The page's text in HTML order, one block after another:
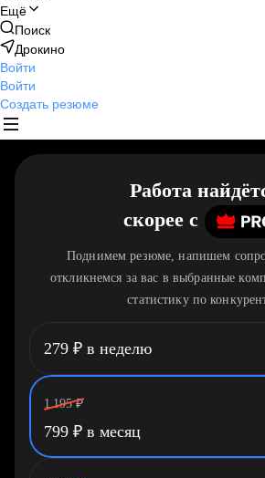
Ещё
Поиск
Дрокино
Войти
Войти
Создать резюме
Работа
скорее c
Поднимем резюме, напишем
откликнемся за вас в выбранные
статистику по
279 ₽ в неделю
1 195 ₽
799 ₽ в месяц